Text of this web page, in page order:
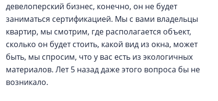
девелоперский бизнес, конечно, он не будет
заниматься сертификацией. Мы с вами владельцы
квартир, мы смотрим, где располагается объект,
сколько он будет стоить, какой вид из окна, может
быть, мы спросим, что у вас есть из экологичных
материалов. Лет 5 назад даже этого вопроса бы не
возникало.